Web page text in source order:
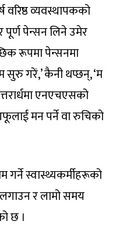
व्यवस्थापकको
पूर्ण पेन्सन लिने उमेर
रूपमा पेन्सनमा
सुरु गरें,’ कैनी थप्छन्, ‘म
एनएचएसको
मन पर्ने वा रुचिको
स्वास्थ्यकर्मीहरूको
लगाउन र लामो समय
छ ।